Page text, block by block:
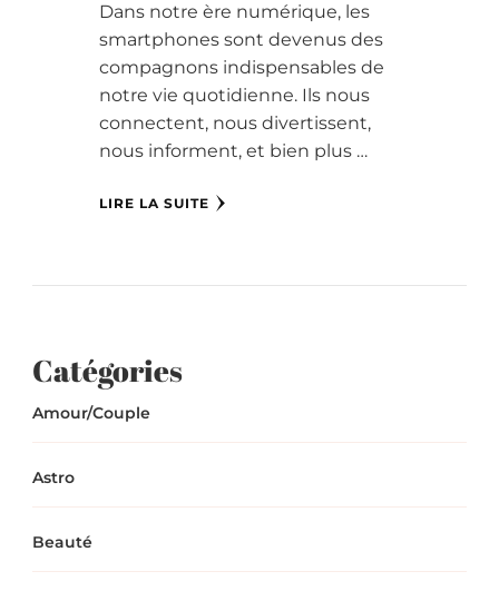
Dans notre ère numérique, les
smartphones sont devenus des
compagnons indispensables de
notre vie quotidienne. Ils nous
connectent, nous divertissent,
nous informent, et bien plus …
LIRE LA SUITE
Catégories
Amour/Couple
Astro
Beauté